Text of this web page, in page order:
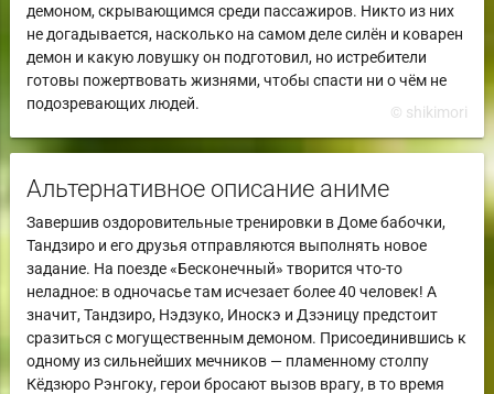
демоном, скрывающимся среди пассажиров. Никто из них
не догадывается, насколько на самом деле силён и коварен
демон и какую ловушку он подготовил, но истребители
готовы пожертвовать жизнями, чтобы спасти ни о чём не
подозревающих людей.
© shikimori
Альтернативное описание аниме
Завершив оздоровительные тренировки в Доме бабочки,
Тандзиро и его друзья отправляются выполнять новое
задание. На поезде «Бесконечный» творится что-то
неладное: в одночасье там исчезает более 40 человек! А
значит, Тандзиро, Нэдзуко, Иноскэ и Дзэницу предстоит
сразиться с могущественным демоном. Присоединившись к
одному из сильнейших мечников — пламенному столпу
Кёдзюро Рэнгоку, герои бросают вызов врагу, в то время